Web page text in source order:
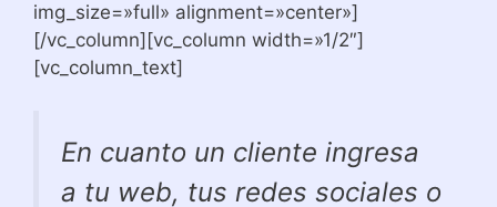
img_size=»full» alignment=»center»]
[/vc_column][vc_column width=»1/2″]
[vc_column_text]
En cuanto un cliente ingresa
a tu web, tus redes sociales o